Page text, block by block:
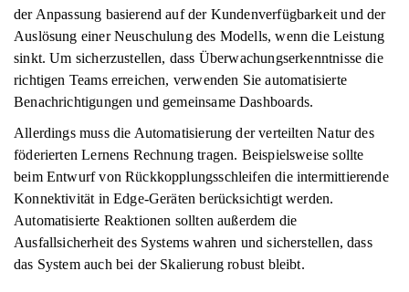
der Anpassung basierend auf der Kundenverfügbarkeit und der
Auslösung einer Neuschulung des Modells, wenn die Leistung
sinkt. Um sicherzustellen, dass Überwachungserkenntnisse die
richtigen Teams erreichen, verwenden Sie automatisierte
Benachrichtigungen und gemeinsame Dashboards.
Allerdings muss die Automatisierung der verteilten Natur des
föderierten Lernens Rechnung tragen. Beispielsweise sollte
beim Entwurf von Rückkopplungsschleifen die intermittierende
Konnektivität in Edge-Geräten berücksichtigt werden.
Automatisierte Reaktionen sollten außerdem die
Ausfallsicherheit des Systems wahren und sicherstellen, dass
das System auch bei der Skalierung robust bleibt.